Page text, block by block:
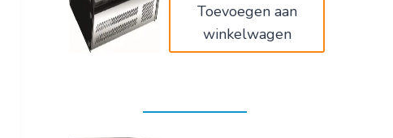
Toevoegen aan
winkelwagen